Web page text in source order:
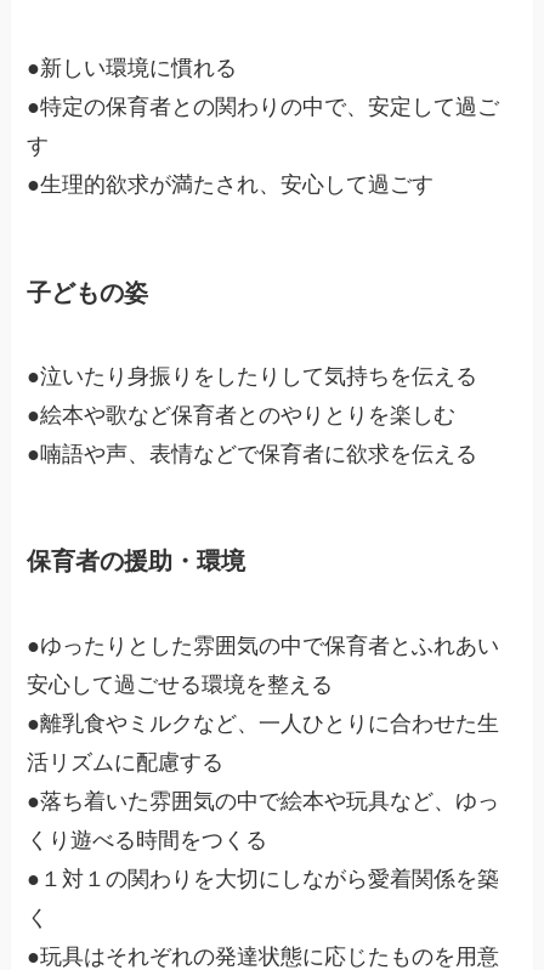
●新しい環境に慣れる
●特定の保育者との関わりの中で、安定して過ご
す
●生理的欲求が満たされ、安心して過ごす
子どもの姿
●泣いたり身振りをしたりして気持ちを伝える
●絵本や歌など保育者とのやりとりを楽しむ
●喃語や声、表情などで保育者に欲求を伝える
保育者の援助・環境
●ゆったりとした雰囲気の中で保育者とふれあい
安心して過ごせる環境を整える
●離乳食やミルクなど、一人ひとりに合わせた生
活リズムに配慮する
●落ち着いた雰囲気の中で絵本や玩具など、ゆっ
くり遊べる時間をつくる
●１対１の関わりを大切にしながら愛着関係を築
く
●玩具はそれぞれの発達状態に応じたものを用意